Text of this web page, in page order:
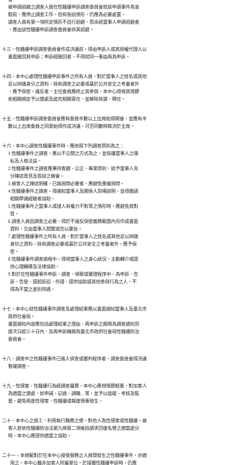
      被申請迴避之調查人員在性騷擾申訴調查委員會就該申請事件為准
      駁前，應停止調查工作。但有急迫情形，仍應為必要處置。
      調查人員有第一項所定情形不自行迴避，而未經當事人申請迴避者
      ，應由該性騷擾申訴調查委員會命其迴避。
十三、性騷擾申訴調查委員會作成決議前，得由申訴人或其授權代理人以
      書面撤回其申訴；申訴經撤回者，不得就同一事由再為申訴。
十四、本中心處理性騷擾申訴事件之所有人員，對於當事人之姓名或其他
      足以辨識身分之資料，除有調查之必要或基於公共安全之考量者外
      ，應予保密。違反者，主任委員應終止其參與，本中心得視其情節
      依相關規定予以懲處及追究相關責任，並解除其選、聘任。
十五、性騷擾申訴調查委員會應有委員半數以上出席始得開會，並應有半
      數以上出席委員之同意始得作成決議，可否同數時取決於主席。
十六、本中心調查性騷擾事件時，應依照下列調查原則為之：
      1.性騷擾事件之調查，應以不公開之方式為之，並保護當事人之隱
        私及人格法益。
      2.性騷擾事件之調查應秉持客觀、公正、專業原則，給予當事人充
        分陳述意見及答辯之機會。
      3.被害人之陳述明確，已無詢問必要者，應避免重複詢問。
      4.性騷擾事件之調查，得通知當事人及關係人到場說明，並得邀請
        相關學識經驗者協助。
      5.性騷擾事件之當事人或證人有權力不對等之情形時，應避免其對
        質。
      6.調查人員因調查之必要，得於不違反保密義務範圍內另作成書面
        資料，交由當事人閱覽或告以要旨。
      7.處理性騷擾事件之所有人員，對於當事人之姓名或其他足以辨識
        身份之資料，除有調查必要或基於公共安全之考量者外，應予保
        密。
      8.性騷擾事件調查過程中，得視當事人之身心狀況，主動轉介或提
        供心理輔導及法律協助。
      9.對於在性騷擾事件申訴、調查、偵察或審理程序中，為申訴、告
        訴、告發、提起訴訟、作證、提供協助或其他參與行為之人，不
        得為不當之差別待遇。
十七、本中心就性騷擾事件調查及處理結果應以書面通知當事人及臺北市
      政府社會局。
      書面通知內容應包括處理結果之理由、再申訴之期限為調查通知到
      達次日起三十日內，及再申訴機關為臺北市政府社會局性騷擾防治
      委員會。
十八、調查中之性騷擾事件已進入偵查或審判程序者，調查委員會得決議
      暫緩調查。
十九、性侵害、性騷擾行為經調查屬實，本中心應視情節輕重，對加害人
      為適當之懲處，如申誡、記過、調職…等，並予以追蹤、考核及監
      督，避免再度性侵害、性騷擾或報復情事發生。
二十、本中心之員工，利用執行職務之便，對他人為性侵害或性騷擾，被
      害人若依性騷擾防治法第九條第二項後段請求回復名譽之適當處分
      時，本中心應提供適當之協助。
二十一、本規範對於在本中心接受服務之人員間發生之性騷擾事件，亦適
        用之。本中心雖非加害人所屬單位，於接獲性騷擾申訴時，仍應